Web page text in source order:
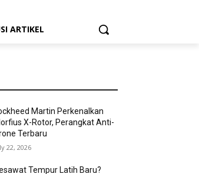
ARTIKEL
Martin Perkenalkan
X-Rotor, Perangkat Anti-
Terbaru
22, 2026
Tempur Latih Baru?